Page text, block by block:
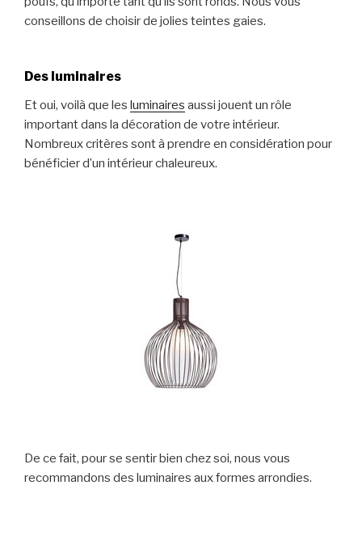
conseillons de choisir de jolies teintes gaies.
Des luminaires
Et oui, voilà que les luminaires aussi jouent un rôle
important dans la décoration de votre intérieur.
Nombreux critères sont à prendre en considération pour
bénéficier d’un intérieur chaleureux.
De ce fait, pour se sentir bien chez soi, nous vous
recommandons des luminaires aux formes arrondies.